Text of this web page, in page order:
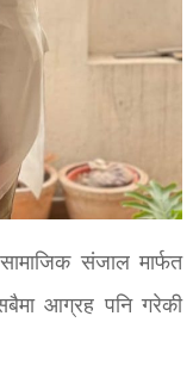
संजाल मार्फत
आग्रह पनि गरेकी